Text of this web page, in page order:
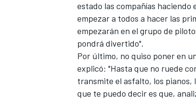
estado las compañías
empezar a todos a hacer las
empezarán en el grupo de
pondrá divertido".
Por último, no quiso poner en
explicó: "Hasta que no ruede
transmite el asfalto, los pianos,
que te puedo decir es que,